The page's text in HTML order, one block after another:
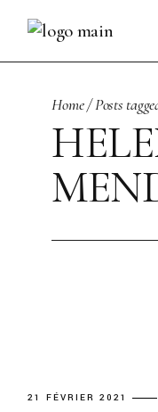
content
Home Posts
21 FÉVRIER 2021